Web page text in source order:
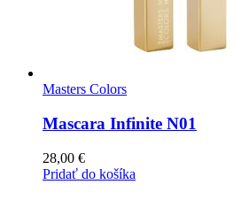
Masters Colors
Mascara Infinite N01
28,00 €
Pridať do košíka